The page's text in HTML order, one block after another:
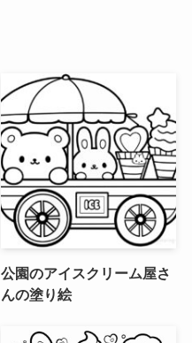
公園のアイスクリーム屋さ
んの塗り絵